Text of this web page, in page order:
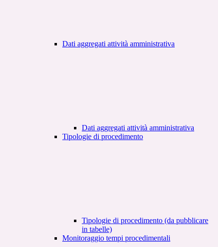
Dati aggregati attività amministrativa
Dati aggregati attività amministrativa
Tipologie di procedimento
Tipologie di procedimento (da pubblicare
in tabelle)
Monitoraggio tempi procedimentali